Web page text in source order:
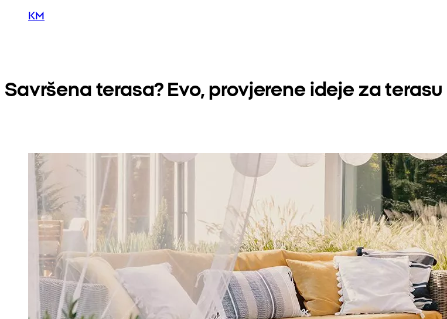
KM
Savršena terasa? Evo, provjerene ideje za terasu